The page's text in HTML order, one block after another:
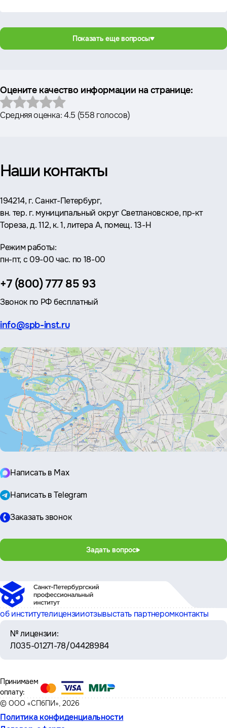
Показать еще вопросы
Оцените качество информации на странице:
Средняя оценка:4.5 (558 голосов)
Наши контакты
Адрес:
194214, г. Санкт-Петербург,
вн. тер. г. муниципальный округ Светлановское, пр-кт
Тореза, д. 112, к. 1, литера А, помещ. 13-Н
Режим работы:
пн-пт, с 09-00 час. по 18-00
Телефон:
+7 (800) 777 85 93
Звонок по РФ бесплатный
Эл.
info@spb-inst.ru
Написать в Max
Написать в Telegram
Заказать звонок
Задать вопрос
об институтелицензииотзывыстать партнеромконтакты
№ лицензии:
Л035-01271-78/04428984
© ООО «СПбПИ», 2026
Политика конфиденциальности
Принимаем
оплату: